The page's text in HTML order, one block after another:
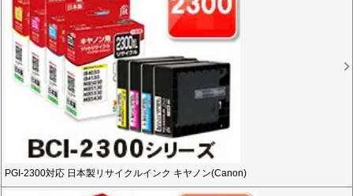
PGI-2300対応 日本製リサイクルインク キヤノン(Canon)